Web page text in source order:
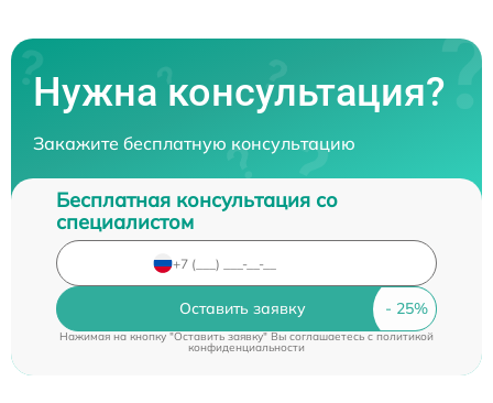
Нужна консультация?
Закажите бесплатную консультацию
Бесплатная консультация со
специалистом
Оставить заявку
Нажимая на кнопку "Оставить заявку" Вы соглашаетесь c политикой
конфиденциальности